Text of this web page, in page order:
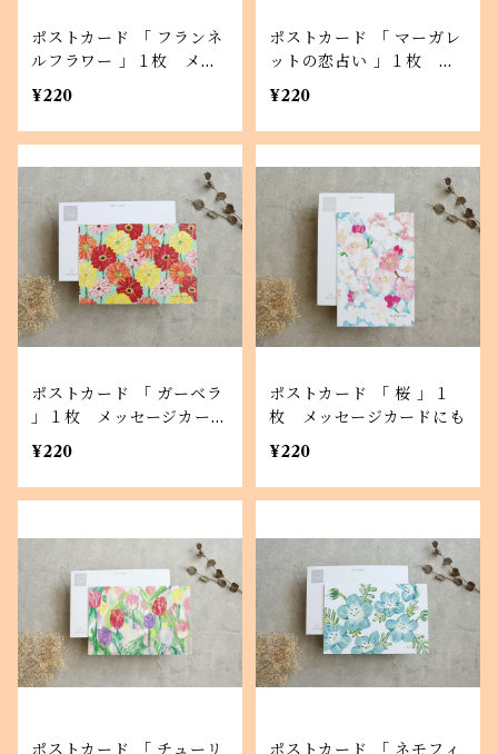
ポストカード 「 フランネ
ルフラワー 」１枚 メッ
セージカードにも
¥220
ポストカード 「 マーガレ
ットの恋占い 」１枚 メ
ッセージカードにも
¥220
ポストカード 「 ガーベラ
」１枚 メッセージカード
にも
¥220
ポストカード 「 桜 」１
枚 メッセージカードにも
¥220
ポストカード 「 チューリ ポストカード 「 ネモフィ